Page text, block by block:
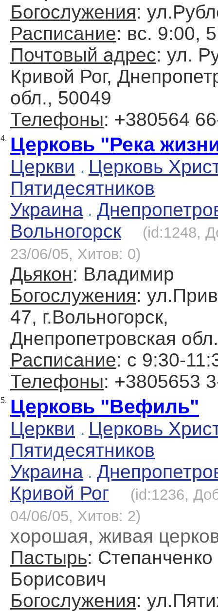
Богослужения:
Расписание: вc. 9:00,
Почтовый адрес: ул.
Кривой Рог,
обл., 50049
Телефоны: +380564
4. Церковь "Река
Церкви
Церковь
Пятидесятников
Украина
Вольногорск
(id:1248,
23/06/05, Хитов: 0)
Дьякон: Владимир
Богослужения:
47, г.Вольногорск,
Днепропетровская обл.
Расписание: с 9:30-
Телефоны: +3805653
5. Церковь "Вефиль"
Церкви
Церковь
Пятидесятников
Украина
Кривой Рог
(id:1236,
04/06/05, Хитов: 2)
хорошая, живая
Пастырь: Степанченко
Борисович
Богослужения: